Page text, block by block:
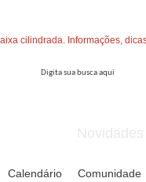
Calendário Comunidade